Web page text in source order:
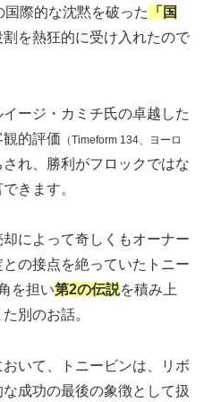
際的な沈黙を破った
「国
割を熱狂的に受け入れたので
ージ・カミチ氏の卓越した
的評価 （Timeform 134、ヨーロ
れ、勝利がフロックではな
きます。
によって奇しくもオーナー
の接点を絶っていたトニー
を担い第2の伝説を積み上
別のお話。
いて、トニービンは、リボ
成功の最後の象徴として扱